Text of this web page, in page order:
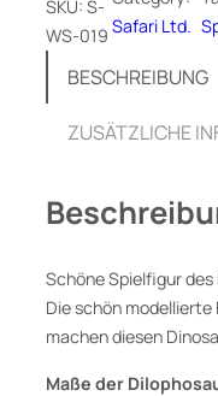
o
p
r
s
,
n
SKU: S-
WS-019 Safari Ltd.
BESCHREIBUNG
ZUSÄTZLICHE
Schöne Spielfigur des
Die schön modellierte
machen diesen
Maße der